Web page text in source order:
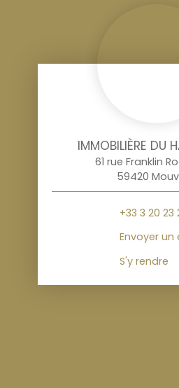
IMMOBILIÈRE DU
61 rue Franklin
59420
+33 3 20 23
Envoyer
S'y rendre